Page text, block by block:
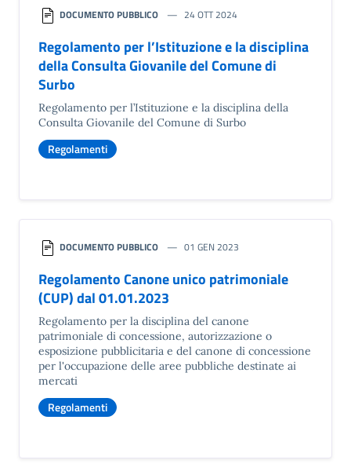
DOCUMENTO PUBBLICO 24 OTT 2024
Regolamento per l’Istituzione e la disciplina
della Consulta Giovanile del Comune di
Surbo
Regolamento per l’Istituzione e la disciplina della
Consulta Giovanile del Comune di Surbo
Regolamenti
DOCUMENTO PUBBLICO 01 GEN 2023
Regolamento Canone unico patrimoniale
(CUP) dal 01.01.2023
Regolamento per la disciplina del canone
patrimoniale di concessione, autorizzazione o
esposizione pubblicitaria e del canone di concessione
per l'occupazione delle aree pubbliche destinate ai
mercati
Regolamenti